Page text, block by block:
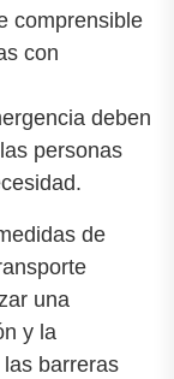
comprensible
con
deben
personas
de
una
y la
barreras